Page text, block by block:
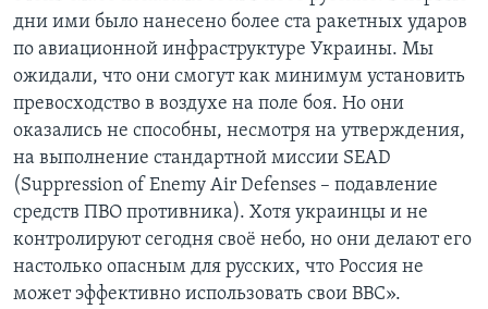
дни ими было нанесено более ста ракетных ударов
по авиационной инфраструктуре Украины. Мы
ожидали, что они смогут как минимум установить
превосходство в воздухе на поле боя. Но они
оказались не способны, несмотря на утверждения,
на выполнение стандартной миссии SEAD
(Suppression of Enemy Air Defenses – подавление
средств ПВО противника). Хотя украинцы и не
контролируют сегодня своё небо, но они делают его
настолько опасным для русских, что Россия не
может эффективно использовать свои ВВС».